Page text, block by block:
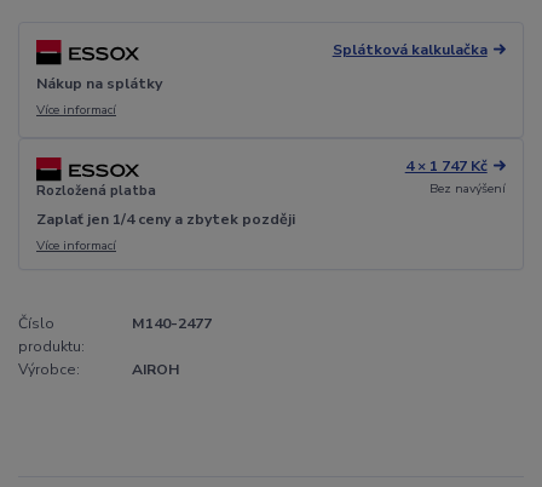
Splátková kalkulačka
Nákup na splátky
Více informací
Rozložená platba
4 × 1 747 Kč
Bez navýšení
Zaplať jen 1/4 ceny a zbytek později
Více informací
Číslo
produktu:
M140-2477
Výrobce: AIROH